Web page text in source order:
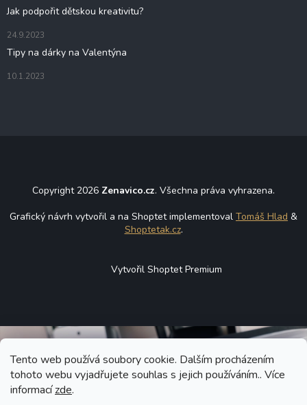
Tento web používá soubory cookie. Dalším procházením
tohoto webu vyjadřujete souhlas s jejich používáním.. Více
informacízde.
Jak podpořit dětskou kreativitu?
24.9.2023
Tipy na dárky na Valentýna
10.1.2023
Copyright 2026 Zenavico.cz. Všechna práva vyhrazena.
Grafický návrh vytvořil a na Shoptet implementoval Tomáš Hlad &
Shoptetak.cz.
Vytvořil Shoptet Premium